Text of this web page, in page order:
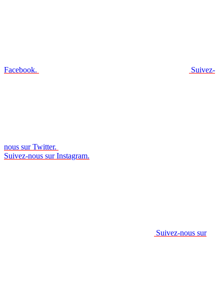
Facebook. Suivez-
nous sur Twitter.
Suivez-nous sur Instagram.
Suivez-nous sur